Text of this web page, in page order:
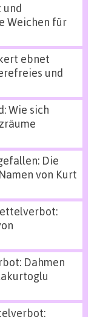
und
Weichen für
ebnet
und
Wie sich
Die
von Kurt
Dahmen